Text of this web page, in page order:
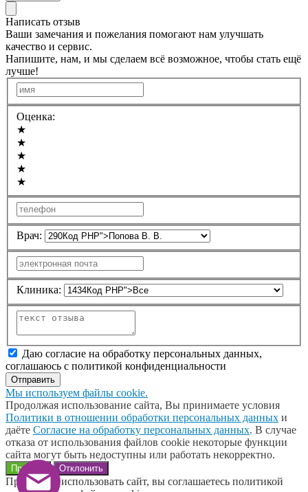
Написать отзыв
Ваши замечания и пожелания помогают нам улучшать
качество и сервис.
Напишите, нам, и мы сделаем всё возможное, чтобы стать ещё
лучше!
Оценка:
★
★
★
★
★
Врач:
Клиника:
Даю согласие на обработку персональных данных,
соглашаюсь с политикой конфиденциальности
Отправить
Мы используем файлы cookie.
Продолжая использование сайта, Вы принимаете условия
Политики в отношении обработки персональных данных и
даёте Согласие на обработку персональных данных. В случае
отказа от использования файлов cookie некоторые функции
сайта могут быть недоступны или работать некорректно.
Принять Отклонить
Продолжая использовать сайт, вы соглашаетесь политикой